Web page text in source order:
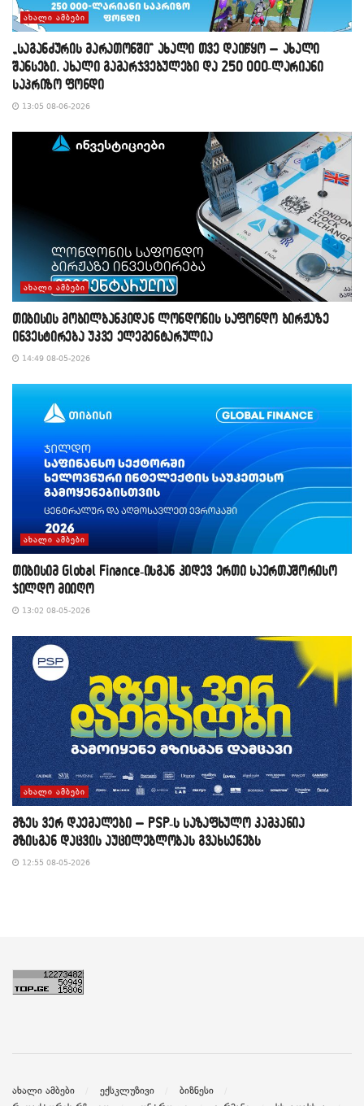
ᲐᲮᲐᲚᲘ ᲐᲛᲑᲔᲑᲘ
„საგანძურის მარათონში“ ახალი თვე დაიწყო – ახალი
შანსები, ახალი გამარჯვებულები და 250 000-ლარიანი
საპრიზო ფონდი
13:05 08-06-2026
ᲐᲮᲐᲚᲘ ᲐᲛᲑᲔᲑᲘ
თიბისის მობილბანკიდან ლონდონის საფონდო ბირჟაზე
ინვესტირება უკვე ელემენტარულია
14:49 08-05-2026
ᲐᲮᲐᲚᲘ ᲐᲛᲑᲔᲑᲘ
თიბისიმ Global Finance-ისგან კიდევ ერთი საერთაშორისო
ჯილდო მიიღო
13:02 08-05-2026
ᲐᲮᲐᲚᲘ ᲐᲛᲑᲔᲑᲘ
მზეს ვერ დაემალები – PSP-ს საზაფხულო კამპანია
მზისგან დაცვის აუცილებლობას გვახსენებს
12:55 08-05-2026
ახალი ამბები ექსკლუზივი
ბიზნესი